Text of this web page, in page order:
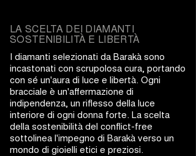
LA SCELTA DEI DIAMANTI
SOSTENIBILITÀ E LIBERTÀ
I diamanti selezionati da Barakà sono
incastonati con scrupolosa cura, portando
con sé un'aura di luce e libertà. Ogni
bracciale è un'affermazione di
indipendenza, un riflesso della luce
interiore di ogni donna forte. La scelta
della sostenibilità del conflict-free
sottolinea l'impegno di Barakà verso un
mondo di gioielli etici e preziosi.